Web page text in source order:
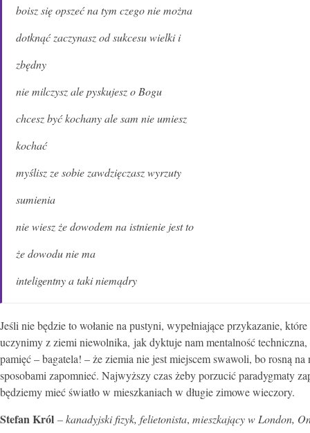
boisz się opszeć na tym czego nie można
dotknąć zaczynasz od sukcesu wielki i
zbędny
nie milczysz ale pyskujesz o Bogu
chcesz być kochany ale sam nie umiesz
kochać
myślisz ze sobie zawdzięczasz wyrzuty
sumienia
nie wiesz że dowodem na istnienie jest to
że dowodu nie ma
inteligentny a taki niemądry
Jeśli nie będzie to wołanie na pustyni, wypełniające przykazanie,
uczynimy z ziemi niewolnika, jak dyktuje nam mentalność
pamięć – bagatela! – że ziemia nie jest miejscem swawoli, bo rosną
sposobami zapomnieć. Najwyższy czas żeby porzucić paradygmaty
będziemy mieć światło w mieszkaniach w długie zimowe wieczory.
Stefan Król – kanadyjski fizyk, felietonista, mieszkający w London,